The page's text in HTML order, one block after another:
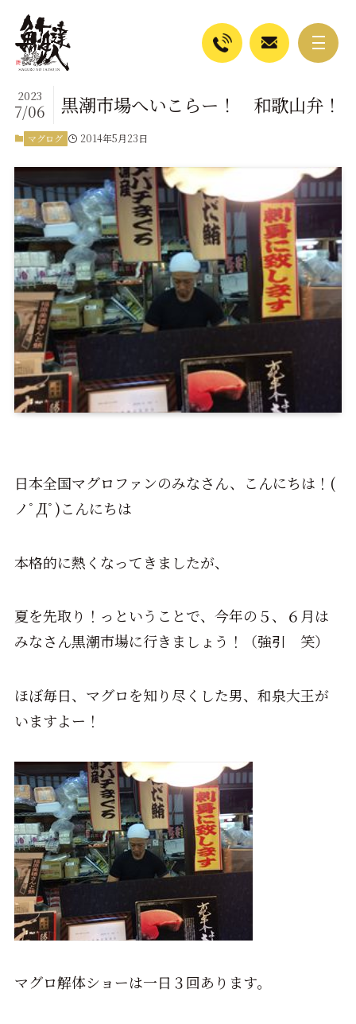
黒潮市場へいこらー！ 和歌山弁！
2023
7/06
マグログ 2014年5月23日
日本全国マグロファンのみなさん、こんにちは！(
ノﾟДﾟ)こんにちは
本格的に熱くなってきましたが、
夏を先取り！っということで、今年の５、６月は
みなさん黒潮市場に行きましょう！（強引 笑）
ほぼ毎日、マグロを知り尽くした男、和泉大王が
いますよー！
マグロ解体ショーは一日３回あります。